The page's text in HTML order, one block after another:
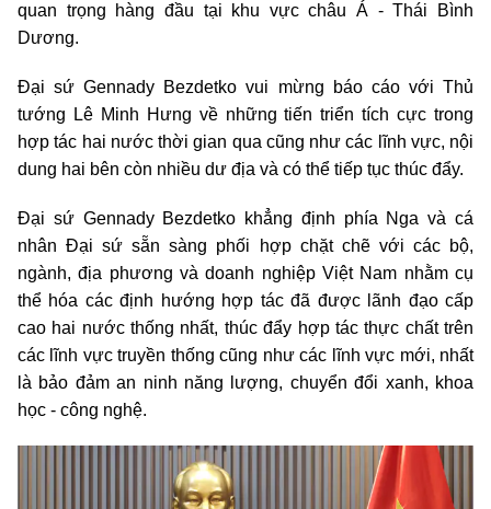
quan trọng hàng đầu tại khu vực châu Á - Thái Bình
Dương.
Đại sứ Gennady Bezdetko vui mừng báo cáo với Thủ
tướng Lê Minh Hưng về những tiến triển tích cực trong
hợp tác hai nước thời gian qua cũng như các lĩnh vực, nội
dung hai bên còn nhiều dư địa và có thể tiếp tục thúc đẩy.
Đại sứ Gennady Bezdetko khẳng định phía Nga và cá
nhân Đại sứ sẵn sàng phối hợp chặt chẽ với các bộ,
ngành, địa phương và doanh nghiệp Việt Nam nhằm cụ
thể hóa các định hướng hợp tác đã được lãnh đạo cấp
cao hai nước thống nhất, thúc đẩy hợp tác thực chất trên
các lĩnh vực truyền thống cũng như các lĩnh vực mới, nhất
là bảo đảm an ninh năng lượng, chuyển đổi xanh, khoa
học - công nghệ.